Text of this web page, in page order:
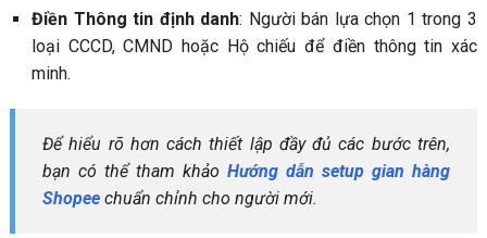
Điền Thông tin định danh: Người bán lựa chọn 1 trong 3
loại CCCD, CMND hoặc Hộ chiếu để điền thông tin xác
minh.
Để hiểu rõ hơn cách thiết lập đầy đủ các bước trên,
bạn có thể tham khảo Hướng dẫn setup gian hàng
Shopeechuẩn chỉnh cho người mới.